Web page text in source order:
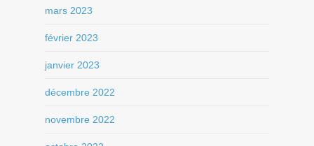
mars 2023
février 2023
janvier 2023
décembre 2022
novembre 2022